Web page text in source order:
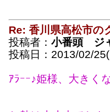
Re: 香川県高松市の
投稿者： 小番頭 ジ
投稿日：2013/02/
ｱﾗｰｰ♪姫様、大きく